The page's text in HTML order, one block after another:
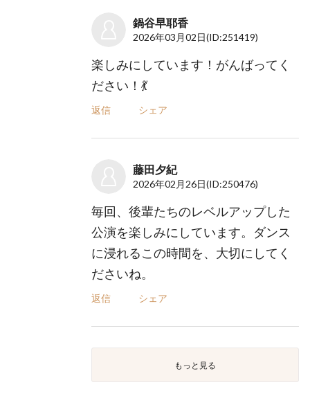
鍋谷早耶香
2026年03月02日(ID:251419)
楽しみにしています！がんばってく
ださい！💃
返信 シェア
藤田夕紀
2026年02月26日(ID:250476)
毎回、後輩たちのレベルアップした
公演を楽しみにしています。ダンス
に浸れるこの時間を、大切にしてく
ださいね。
返信 シェア
もっと見る